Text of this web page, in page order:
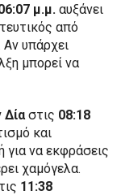
μ.μ. αυξάνει
από
υπάρχει
μπορεί να
Δίαστις 08:18
και
για να εκφράσεις
χαμόγελα.
11:38